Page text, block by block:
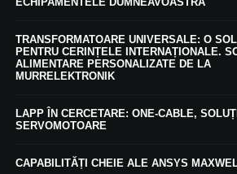
TRANSFORMATOARE UNIVERSALE: O
PENTRU CERINȚELE INTERNAȚIONALE.
ALIMENTARE PERSONALIZATE DE LA
MURRELEKTRONIK
LAPP ÎN CERCETARE: ONE-CABLE,
SERVOMOTOARE
CAPABILITĂȚI CHEIE ALE ANSYS